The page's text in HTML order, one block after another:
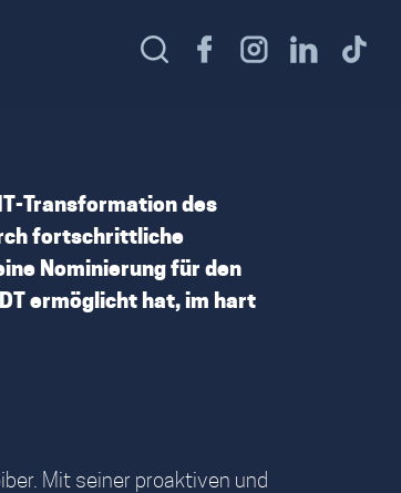
Transformation des
fortschrittliche
Nominierung für den
ermöglicht hat, im hart
Mit seiner proaktiven und